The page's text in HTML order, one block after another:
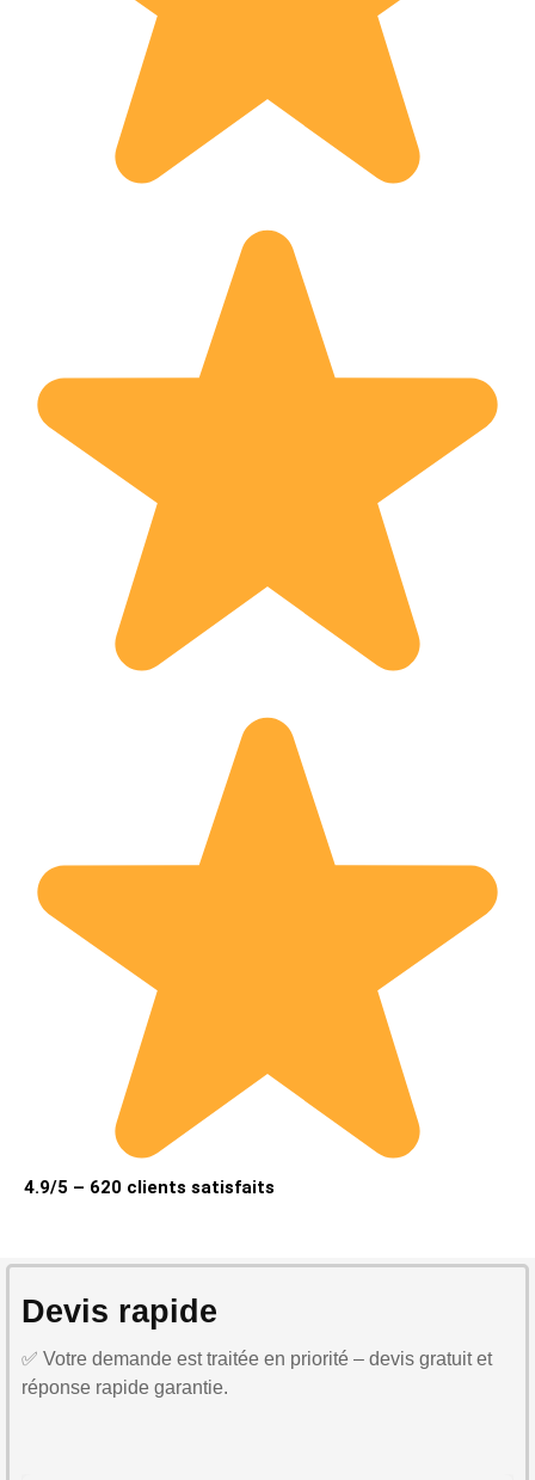
4.9/5 – 620 clients satisfaits
Devis rapide
✅ Votre demande est traitée en priorité – devis gratuit et
réponse rapide garantie.